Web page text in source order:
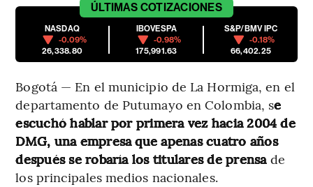
ÚLTIMAS COTIZACIONES
NASDAQ
-0.09%
26,338.80
IBOVESPA
-0.98%
175,991.63
S&P/BMV IPC
-0.18%
66,402.25
Bogotá — En el municipio de La Hormiga, en el
departamento de Putumayo en Colombia, se
escuchó hablar por primera vez hacia 2004 de
DMG, una empresa que apenas cuatro años
después se robaría los titulares de prensade
los principales medios nacionales.